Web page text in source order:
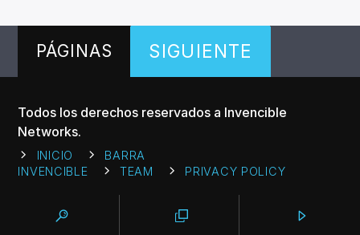
PÁGINAS SIGUIENTE
Todos los derechos reservados a Invencible
Networks.
INICIO
BARRA
INVENCIBLE
TEAM PRIVACY POLICY